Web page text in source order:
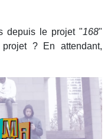
depuis le projet "168"
? En attendant,